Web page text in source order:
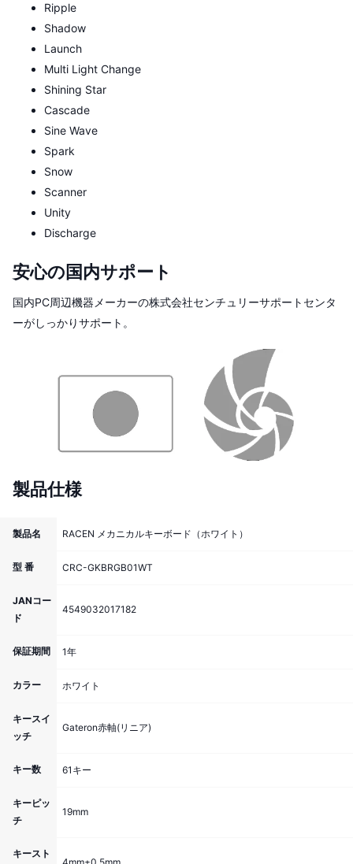
Ripple
Shadow
Launch
Multi Light Change
Shining Star
Cascade
Sine Wave
Spark
Snow
Scanner
Unity
Discharge
安心の国内サポート
国内PC周辺機器メーカーの株式会社センチュリーサポートセンタ
ーがしっかりサポート。
製品仕様
製品名 RACEN メカニカルキーボード（ホワイト）
型 番 CRC-GKBRGB01WT
JANコー
ド
4549032017182
保証期間 1年
カラー ホワイト
キースイ
ッチ
Gateron赤軸(リニア)
キー数 61キー
キーピッ
チ
19mm
キースト